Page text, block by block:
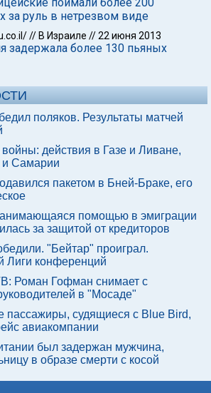
за руль в нетрезвом виде
// В Израиле //22 июня 2013
задержала более 130 пьяных
поляков. Результаты матчей
действия в Газе и Ливане,
и Самарии
пакетом в Бней-Браке, его
помощью в эмиграции
за защитой от кредиторов
"Бейтар" проиграл.
Лиги конференций
Роман Гофман снимает с
в "Мосаде"
пассажиры, судящиеся с Blue Bird,
авиакомпании
был задержан мужчина,
в образе смерти с косой